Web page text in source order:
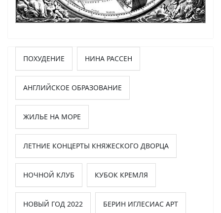
ПОХУДЕНИЕ НИНА РАССЕН
АНГЛИЙСКОЕ ОБРАЗОВАНИЕ
ЖИЛЬЕ НА МОРЕ
ЛЕТНИЕ КОНЦЕРТЫ КНЯЖЕСКОГО ДВОРЦА
НОЧНОЙ КЛУБ КУБОК КРЕМЛЯ
НОВЫЙ ГОД 2022 БЕРИН ИГЛЕСИАС АРТ